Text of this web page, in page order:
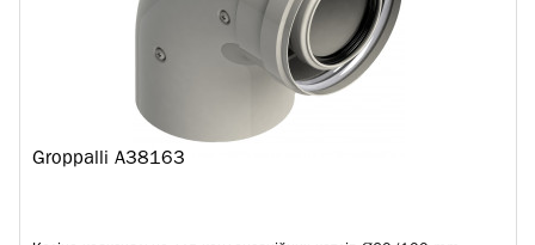
Groppalli A38163